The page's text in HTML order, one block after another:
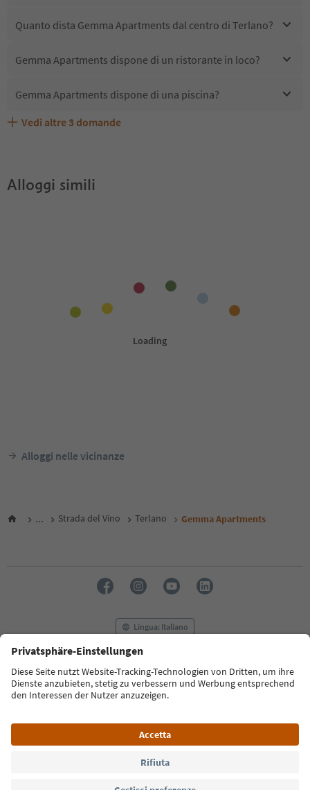
Quanto dista Gemma Apartments dal centro di Terlano?
Gemma Apartments dispone di un ristorante in loco?
Gemma Apartments dispone di una piscina?
Gemma Apartments accetta animali domestici?
Quali servizi/attività sono disponibili presso Gemma
Gli ospiti di Gemma Apartments ricevono l'Alto Adige
Vedi altre 3 domande
Alloggi simili
Alloggi nelle vicinanze
... Strada del Vino Terlano Gemma Apartments
Lingua: Italiano
FAQ Contatti Press MICE
Privacy Policy
Termini e condizioni
Crediti
Cookie Policy
Alto Adige B2B